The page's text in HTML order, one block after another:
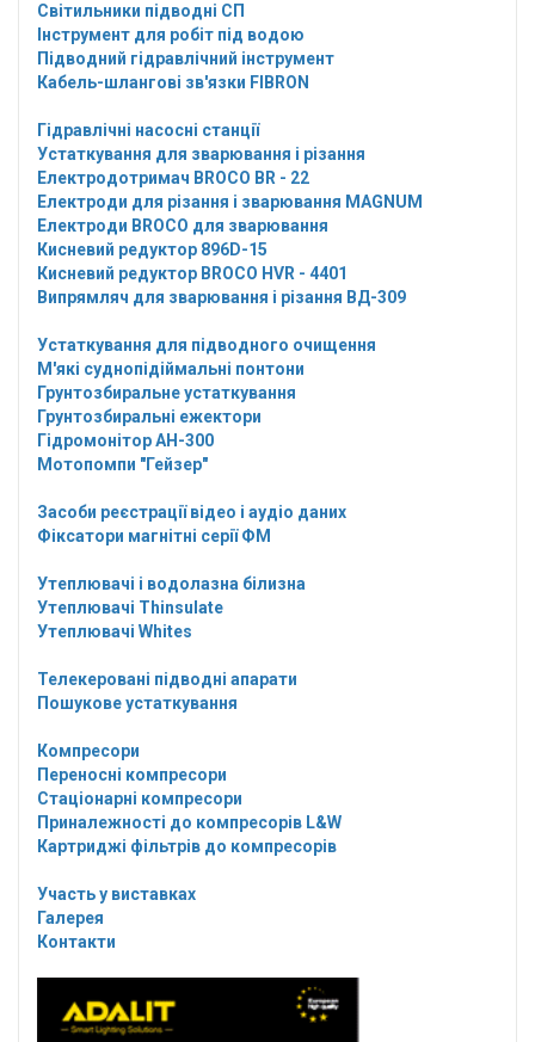
Світильники підводні СП
Інструмент для робіт під водою
Підводний гідравлічний інструмент
Кабель-шлангові зв'язки FIBRON
Гідравлічні насосні станції
Устаткування для зварювання і різання
Електродотримач BROCO BR - 22
Електроди для різання і зварювання MAGNUM
Електроди BROCO для зварювання
Кисневий редуктор 896D-15
Кисневий редуктор BROCO HVR - 4401
Випрямляч для зварювання і різання ВД-309
Устаткування для підводного очищення
М'які суднопідіймальні понтони
Грунтозбиральне устаткування
Грунтозбиральні ежектори
Гідромонітор АН-300
Мотопомпи "Гейзер"
Засоби реєстрації відео і аудіо даних
Фіксатори магнітні серії ФМ
Утеплювачі і водолазна білизна
Утеплювачі Thinsulate
Утеплювачі Whites
Телекеровані підводні апарати
Пошукове устаткування
Компресори
Переносні компресори
Стаціонарні компресори
Приналежності до компресорів L&W
Картриджі фільтрів до компресорів
Участь у виставках
Галерея
Контакти